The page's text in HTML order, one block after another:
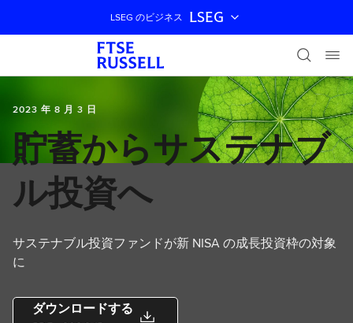
ナビゲーションをスキップ
LSEG のビジネス LSEG
2023 年 8 月 3 日
貯蓄からサステナブ
ル投資へ
サステナブル投資ファンドが新 NISA の成長投資枠の対象
に
ダウンロードする